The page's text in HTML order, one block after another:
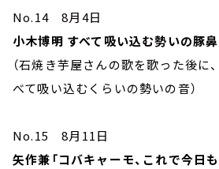
No.14 8月4日
小木博明 すべて吸い込む勢いの豚鼻
（石焼き芋屋さんの歌を歌った後に
べて吸い込むくらいの勢いの音）
No.15 8月11日
矢作兼「コバキャーモ、これで今日